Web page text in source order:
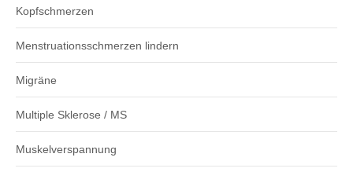
Kopfschmerzen
Menstruationsschmerzen lindern
Migräne
Multiple Sklerose / MS
Muskelverspannung